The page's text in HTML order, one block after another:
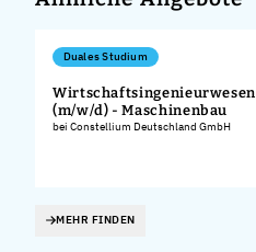
Duales Studium
Wirtschaftsingenieurwesen
(m/w/d) - Maschinenbau
bei Constellium Deutschland GmbH
MEHR FINDEN